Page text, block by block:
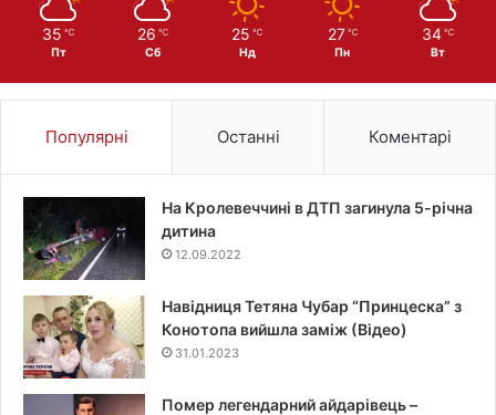
35 ℃
Пт
26 ℃
Сб
25 ℃
Нд
27 ℃
Пн
34 ℃
Вт
Популярні Останні Коментарі
На Кролевеччині в ДТП загинула 5-річна
дитина
12.09.2022
Навідниця Тетяна Чубар “Принцеска” з
Конотопа вийшла заміж (Відео)
31.01.2023
Помер легендарний айдарівець –